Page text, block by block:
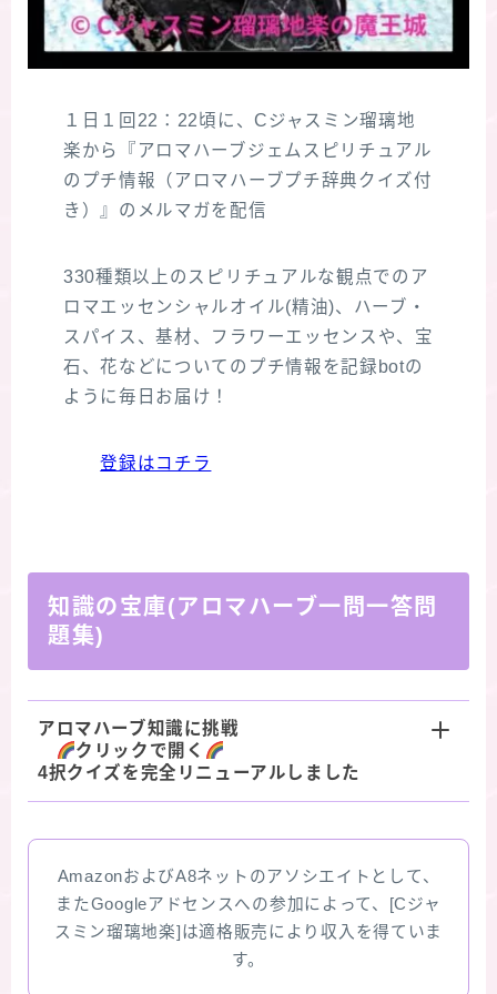
１日１回22：22頃に、Cジャスミン瑠璃地
楽から『アロマハーブジェムスピリチュアル
のプチ情報（アロマハーブプチ辞典クイズ付
き）』のメルマガを配信
330種類以上のスピリチュアルな観点でのア
ロマエッセンシャルオイル(精油)、ハーブ・
スパイス、基材、フラワーエッセンスや、宝
石、花などについてのプチ情報を記録botの
ように毎日お届け！
登録はコチラ
知識の宝庫(アロマハーブ一問一答問
題集)
アロマハーブ知識に挑戦
クリックで開く
4択クイズを完全リニューアルしました
AmazonおよびA8ネットのアソシエイトとして、
またGoogleアドセンスへの参加によって、[Cジャ
スミン瑠璃地楽]は適格販売により収入を得ていま
す。